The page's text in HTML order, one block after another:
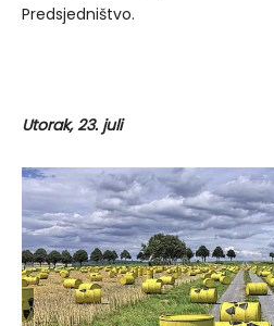
Predsjedništvo.
Utorak, 23. juli